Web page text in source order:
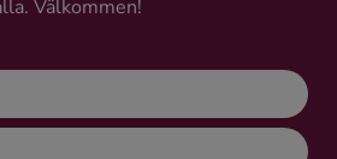
Välkommen!